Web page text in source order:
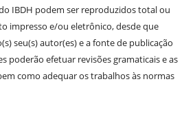
IBDH podem ser reproduzidos total ou
impresso e/ou eletrônico, desde que
seu(s) autor(es) e a fonte de publicação
poderão efetuar revisões gramaticais e as
como adequar os trabalhos às normas